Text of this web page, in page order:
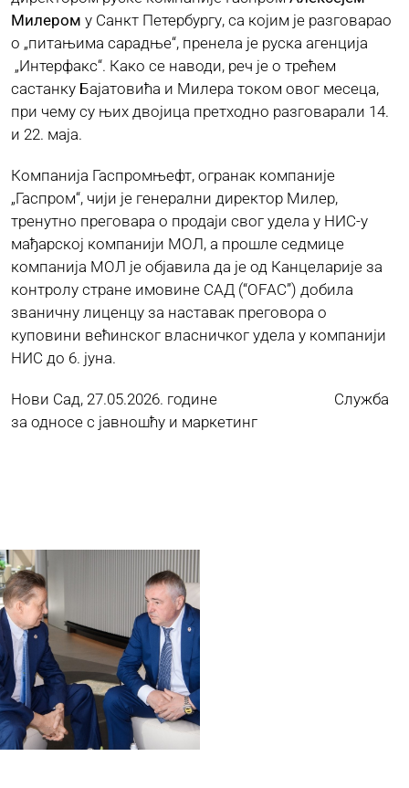
ЈАВНЕ НАБАВКЕ
ПЛАН ЈАВНИХ НАБАВКИ
КОНТАКТ
Милером у Санкт Петербургу, са којим је разговарао
о „питањима сарадње“, пренела је руска агенција
„Интерфакс“. Како се наводи, реч је о трећем
састанку Бајатовића и Милера током овог месеца,
при чему су њих двојица претходно разговарали 14.
и 22. маја.
Компанија Гаспромњефт, огранак компаније
„Гаспром“, чији је генерални директор Милер,
тренутно преговара о продаји свог удела у НИС-у
мађарској компанији МОЛ, а прошле седмице
компанија МОЛ је објавила да је од Канцеларије за
контролу стране имовине САД (“OFAC”) добила
званичну лиценцу за наставак преговора о
куповини већинског власничког удела у компанији
НИС до 6. јуна.
Нови Сад, 27.05.2026. године Служба
за односе с јавношћу и маркетинг